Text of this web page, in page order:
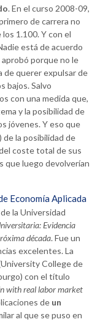
. En el curso 2008-09,
de carrera no
1.100. Y con el
está de acuerdo
porque no le
de querer expulsar de
bajos. Salvo
con una medida que,
y la posibilidad de
jóvenes. Y eso que
) de la posibilidad de
coste total de sus
que luego devolverían
Economía Aplicada
la Universidad
Evidencia
década. Fue un
excelentes. La
College de
con el título
with real labor market
de un
al que se puso en